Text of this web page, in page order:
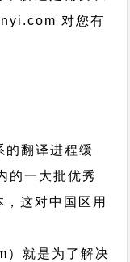
对您有
翻译进程缓
的一大批优秀
这对中国区用
就是为了解决